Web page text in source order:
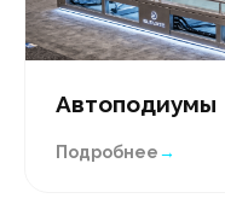
Автоподиумы
Подробнее→